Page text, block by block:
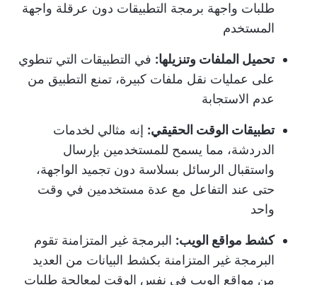
طلبات واجهة برمجة التطبيقات دون عرقلة واجهة
المستخدم
تحميل الملفات وتنزيلها: في التطبيقات التي تنطوي
على عمليات نقل ملفات كبيرة، تمنع التطبيق من
عدم الاستجابة
تطبيقات الوقت الحقيقي: إنه مثالي لخدمات
الدردشة، مما يسمح للمستخدمين بإرسال
واستقبال الرسائل بسلاسة دون تجميد الواجهة،
حتى عند التفاعل مع عدة مستخدمين في وقت
واحد
كشط مواقع الويب: البرمجة غير المتزامنة تقوم
البرمجة غير المتزامنة بكشط البيانات من العديد
من مواقع الويب في نفس الوقت لمعالجة طلبات